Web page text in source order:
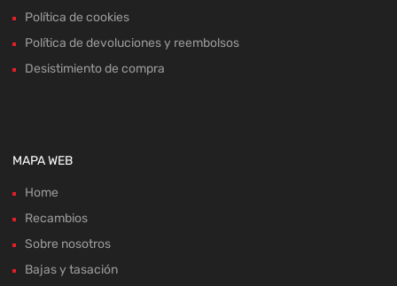
Política de cookies
Política de devoluciones y reembolsos
Desistimiento de compra
MAPA WEB
Home
Recambios
Sobre nosotros
Bajas y tasación